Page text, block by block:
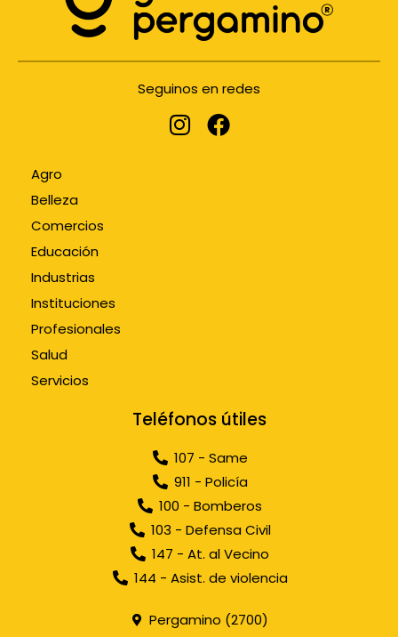
Seguinos en redes
Agro
Belleza
Comercios
Educación
Industrias
Instituciones
Profesionales
Salud
Servicios
Teléfonos útiles
107 - Same
911 - Policía
100 - Bomberos
103 - Defensa Civil
147 - At. al Vecino
144 - Asist. de violencia
Pergamino (2700)